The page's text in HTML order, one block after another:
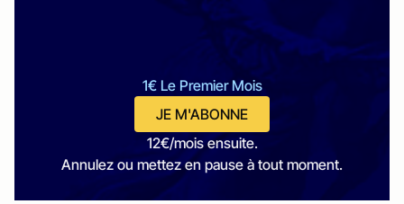
1€ Le Premier Mois
JE M'ABONNE
12€/mois ensuite.
Annulez ou mettez en pause à tout moment.